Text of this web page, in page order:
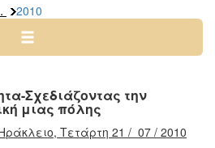
2010
Σχεδιάζοντας την
μιας πόλης
Τετάρτη 21 / 07 / 2010